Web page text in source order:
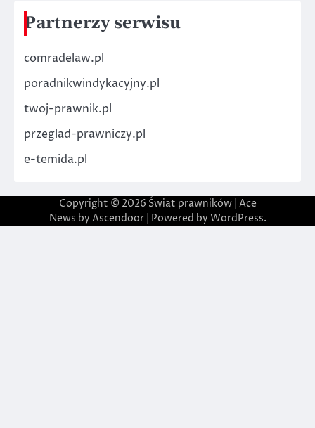
Partnerzy serwisu
comradelaw.pl
poradnikwindykacyjny.pl
twoj-prawnik.pl
przeglad-prawniczy.pl
e-temida.pl
Copyright © 2026 Świat prawników| Ace
News by Ascendoor| Powered by WordPress.